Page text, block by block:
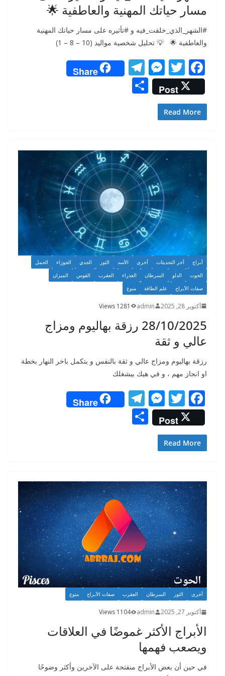
مسار حياتك المهنية والعاطفية 🌟
#الشهر_الذي_خلقت_فيه و #تأثيره على مسار حياتك المهنية
والعاطفية 🌟 💡 تحليل شخصية مواليد (10 – 8 – 1)
F
ac
e
b
o
k
T
w
itt
er
M
e
ss
g
er
T
el
m
Share
Post
Read More
أبراج أخر التحديثات أخرى الأسد الثور الجدي الجوزاء
الحمل
الحوت
الدلو السرطان العذراء العقرب القوس
الميزان
صفات الأبراج
علم الطاقة منوع
أكتوبر 28, 2025 admin
1281 Views
28/10/2025 رزقة بهاليوم ومزاج
عالي و ثقة
رزقة بهاليوم ومزاج عالي و ثقة بالنفس و بتكمل باخر النهار بخطة
او انجاز مهم ، و في هيك بيشغلك
F
ac
e
b
o
k
T
w
itt
er
M
e
ss
g
er
T
el
m
Share
Post
Read More
أخرى الثور السرطان العقرب صفات الأبراج منوع
أكتوبر 27, 2025 admin
1104 Views
الأبراج الأكثر غموضًا في العلاقات
ويصعب فهمها
في حين أن بعض الأبراج منفتحة على الآخرين وأكثر وضوحًا